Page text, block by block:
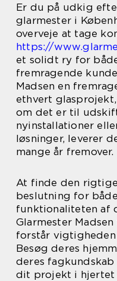
Er du på udkig
glarmester i
overveje at tage
https://
et solidt ry for
fremragende
Madsen en
ethvert
om det er til
nyinstallationer
løsninger, leverer
mange år fremover.
At finde den
beslutning for
funktionaliteten af
Glarmester
forstår
Besøg deres
deres
dit projekt i hjertet